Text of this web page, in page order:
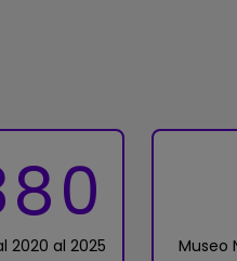
2020 al 2025 Museo